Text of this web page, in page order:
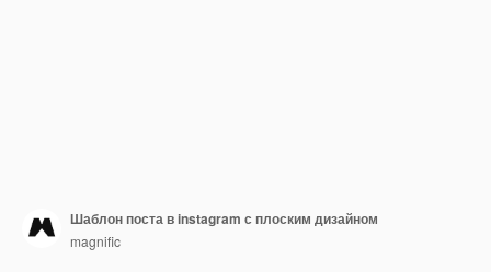
Шаблон поста в instagram с плоским дизайном
magnific